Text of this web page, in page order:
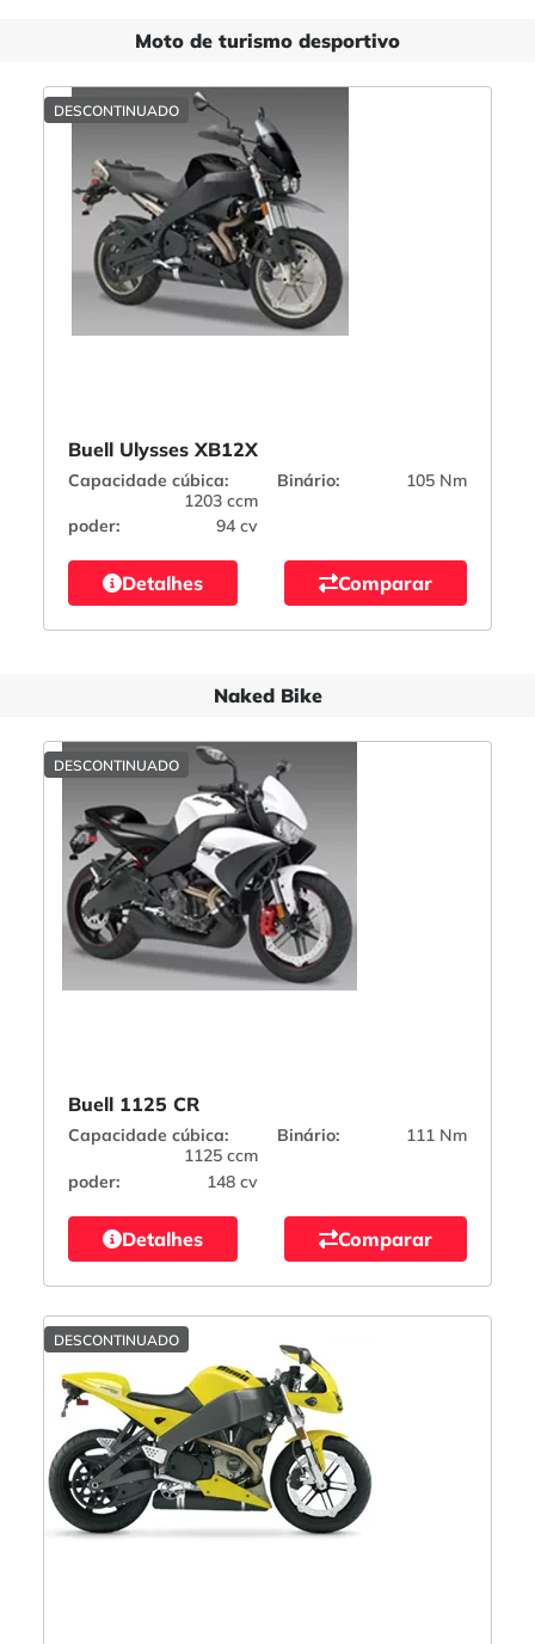
Moto de turismo desportivo
DESCONTINUADO
Buell Ulysses XB12X
Capacidade cúbica:
1203 ccm
Binário: 105 Nm
poder: 94 cv
Detalhes Comparar
Naked Bike
DESCONTINUADO
Buell 1125 CR
Capacidade cúbica:
1125 ccm
Binário: 111 Nm
poder: 148 cv
Detalhes Comparar
DESCONTINUADO